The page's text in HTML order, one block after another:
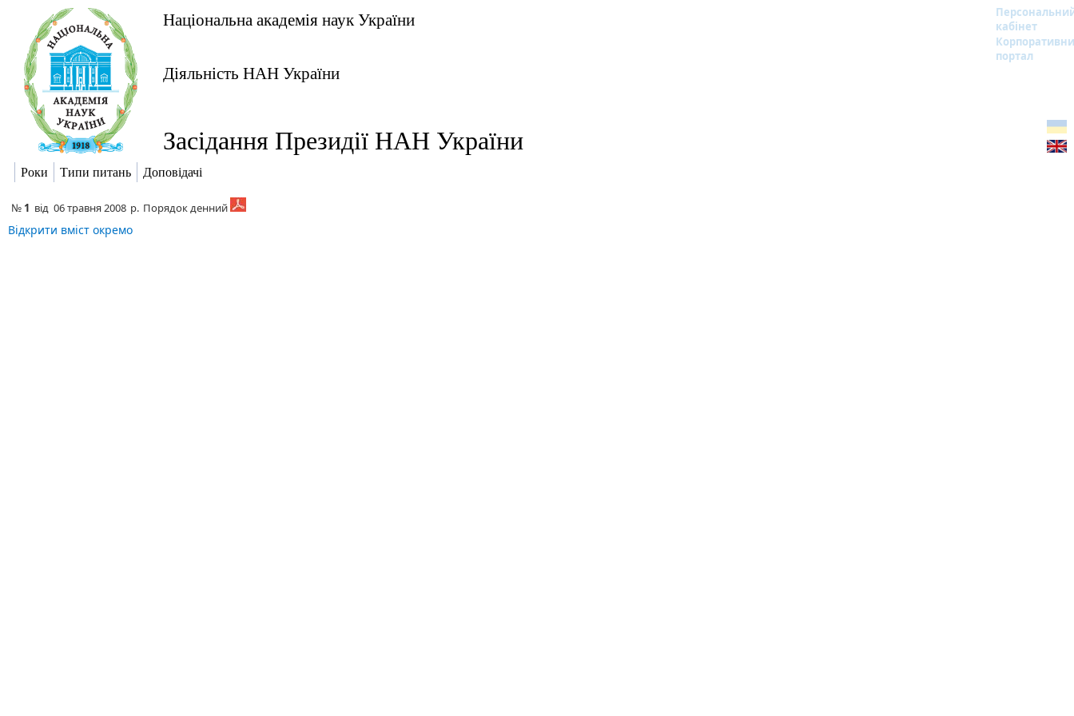
Національна академія наук України
кабінет
портал
Діяльність НАН України
Засідання Президії НАН України
Роки Типи питань Доповідачі
№ 1 від 06 травня 2008 р. Порядок денний
Відкрити вміст окремо